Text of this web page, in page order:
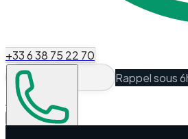
+33 6 38 75 22 70
Rappel sous
Espace Client